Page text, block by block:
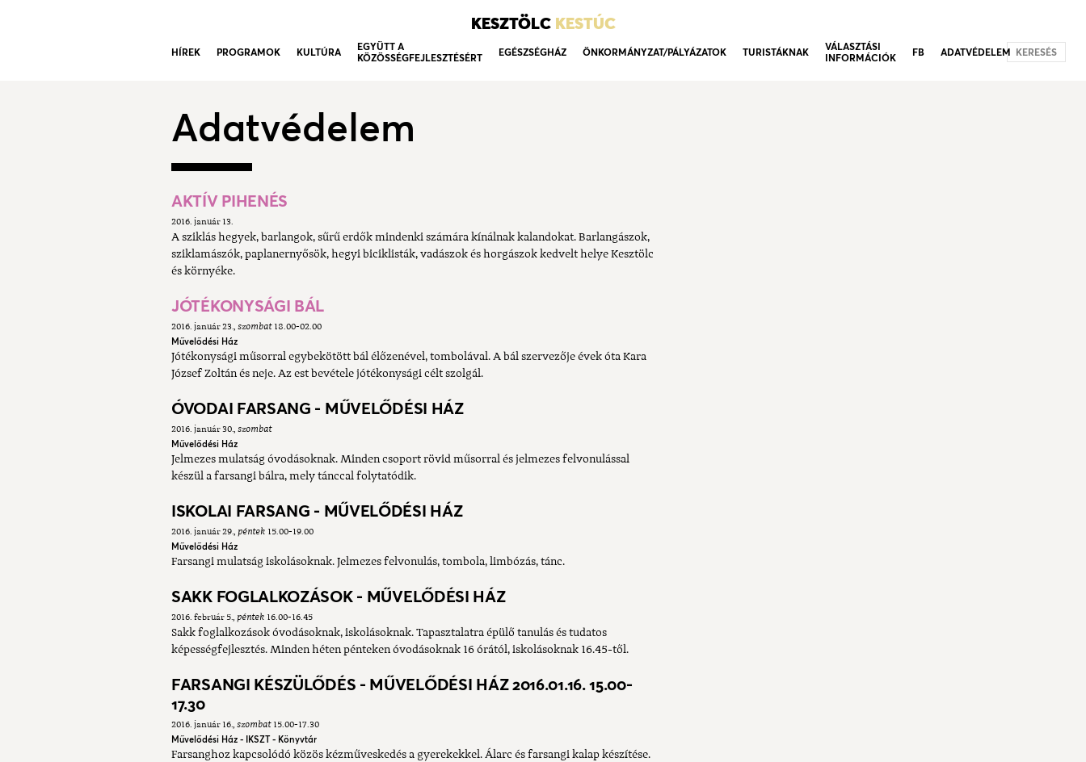
KESZTÖLC KESTÚC
HÍREK PROGRAMOK KULTÚRA
EGYÜTT A
KÖZÖSSÉGFEJLESZTÉSÉRT
EGÉSZSÉGHÁZ ÖNKORMÁNYZAT/PÁLYÁZATOK TURISTÁKNAK
VÁLASZTÁSI
INFORMÁCIÓK
FB ADATVÉDELEM KERESÉS
Adatvédelem
AKTÍV PIHENÉS
2016. január 13.
A sziklás hegyek, barlangok, sűrű erdők mindenki számára kínálnak kalandokat. Barlangászok,
sziklamászók, paplanernyősök, hegyi biciklisták, vadászok és horgászok kedvelt helye Kesztölc
és környéke.
JÓTÉKONYSÁGI BÁL
2016. január 23. szombat 18.00-02.00
Művelődési Ház
Jótékonysági műsorral egybekötött bál élőzenével, tombolával. A bál szervezője évek óta Kara
József Zoltán és neje. Az est bevétele jótékonysági célt szolgál.
ÓVODAI FARSANG - MŰVELŐDÉSI HÁZ
2016. január 30. szombat
Művelődési Ház
Jelmezes mulatság óvodásoknak. Minden csoport rövid műsorral és jelmezes felvonulással
készül a farsangi bálra, mely tánccal folytatódik.
ISKOLAI FARSANG - MŰVELŐDÉSI HÁZ
2016. január 29. péntek 15.00-19.00
Művelődési Ház
Farsangi mulatság iskolásoknak. Jelmezes felvonulás, tombola, limbózás, tánc.
SAKK FOGLALKOZÁSOK - MŰVELŐDÉSI HÁZ
2016. február 5. péntek 16.00-16.45
Sakk foglalkozások óvodásoknak, iskolásoknak. Tapasztalatra épülő tanulás és tudatos
képességfejlesztés. Minden héten pénteken óvodásoknak 16 órától, iskolásoknak 16.45-től.
FARSANGI KÉSZÜLŐDÉS - MŰVELŐDÉSI HÁZ 2016.01.16. 15.00-
17.30
2016. január 16. szombat 15.00-17.30
Művelődési Ház - IKSZT - Könyvtár
Farsanghoz kapcsolódó közös kézműveskedés a gyerekekkel. Álarc és farsangi kalap készítése.